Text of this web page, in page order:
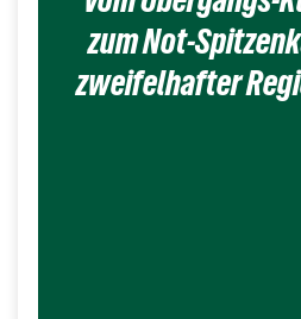
zum Not-
zweifelhafter